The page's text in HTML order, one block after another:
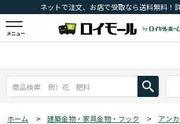
ネットで注文、お店で受取なら送料無料！
メニュー
ホーム > 建築金物・家具金物・フック > アン